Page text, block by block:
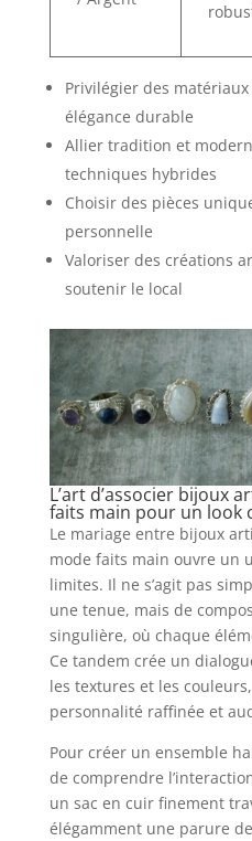
Privilégier des
élégance durable
Allier tradition et
techniques hybrides
Choisir des pièces
personnelle
Valoriser des créations
soutenir le local
L’art d’associer bijoux
faits main pour un look
Le mariage entre bijoux
mode faits main ouvre un
limites. Il ne s’agit pas
une tenue, mais de
singulière, où chaque
Ce tandem crée un
les textures et les
personnalité raffinée et
Pour créer un ensemble
de comprendre
un sac en cuir finement
élégamment une parure